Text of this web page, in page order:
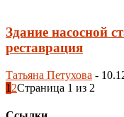
Здание насосной
реставрация
Татьяна Петухова -
1 2Страница 1 из 2